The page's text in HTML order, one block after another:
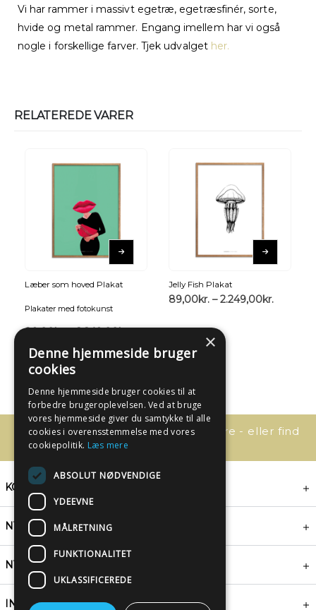
Vi har rammer i massivt egetræ, egetræsfinér, sorte,
hvide og metal rammer. Engang imellem har vi også
nogle i forskellige farver. Tjek udvalgether.
RELATEREDE VARER
Læber som hoved Plakat
Plakater med fotokunst
89,00kr. – 2.249,00kr.
Jelly Fish Plakat
89,00kr. – 2.249,00kr.
Har du spørgsmål, så kontakt os bare - eller find
svaret her:
KONTAKT
NYHEDSBREV
NYTTIGE LINKS
INSPIRATION
×
Denne hjemmeside bruger
cookies
Denne hjemmeside bruger cookies til at
forbedre brugeroplevelsen. Ved at bruge
vores hjemmeside giver du samtykke til alle
cookies i overensstemmelse med vores
cookiepolitik. Læs mere
ABSOLUT NØDVENDIGE
YDEEVNE
MÅLRETNING
FUNKTIONALITET
UKLASSIFICEREDE